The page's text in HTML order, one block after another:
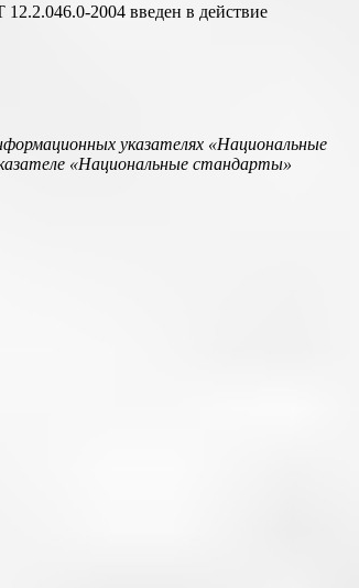
2004 введен в действие
указателях «Национальные
«Национальные стандарты»